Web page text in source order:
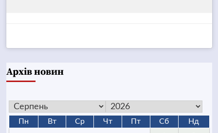
Архів новин
Пн Вт Ср Чт Пт Сб Нд